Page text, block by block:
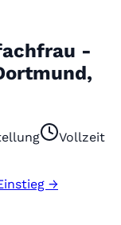
-
Vollzeit
→